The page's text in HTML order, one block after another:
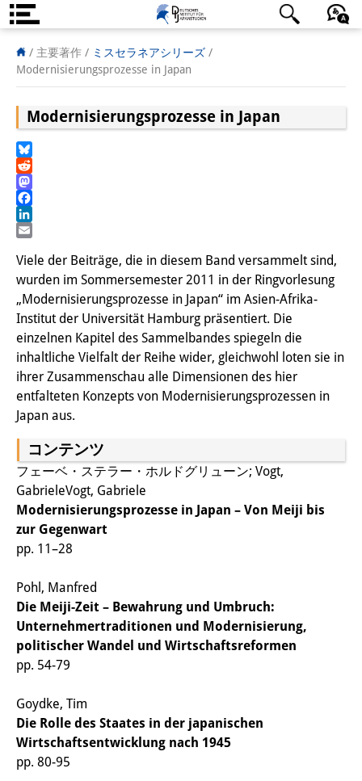
DIJ案内
研究所の概要
チーム
ーション
リサーチ・サポート
客員研究員
奨学生
研修生
研究活動
研究活動の概要
研究クラスター
日本におけるサステナビリティ
研究クラスター
デジタル・トランスフォーメー
ション
研究クラスター
トランスリージョナル・ジャパ
ン
知識ラボ
知識生産と知識インフラ
日本語
/ 主要著作 / ミスセラネアシリーズ /
Modernisierungsprozesse in Japan
Modernisierungsprozesse in Japan
Bluesky
Reddit
Mastodon
Facebook
LinkedIn
Viele der Beiträge, die in diesem Band versammelt sind,
wurden im Sommersemester 2011 in der Ringvorlesung
„Modernisierungsprozesse in Japan“ im Asien-Afrika-
Institut der Universität Hamburg präsentiert. Die
einzelnen Kapitel des Sammelbandes spiegeln die
inhaltliche Vielfalt der Reihe wider, gleichwohl loten sie in
ihrer Zusammenschau alle Dimensionen des hier
entfalteten Konzepts von Modernisierungsprozessen in
Japan aus.
コンテンツ
フェーベ・ステラー・ホルドグリューン; Vogt,
GabrieleVogt, Gabriele
Modernisierungsprozesse in Japan – Von Meiji bis
zur Gegenwart
pp. 11–28
Pohl, Manfred
Die Meiji-Zeit – Bewahrung und Umbruch:
Unternehmertraditionen und Modernisierung,
politischer Wandel und Wirtschaftsreformen
pp. 54-79
Goydke, Tim
Die Rolle des Staates in der japanischen
Wirtschaftsentwicklung nach 1945
pp. 80-95